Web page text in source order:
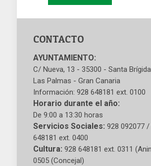
CONTACTO
AYUNTAMIENTO:
C/ Nueva, 13 - 35300 - Santa Brígida
Las Palmas - Gran Canaria
Información: 928 648181 ext. 0100
Horario durante el año:
De 9:00 a 13:30 horas
Servicios Sociales: 928 092077 /
648181 ext. 0400
Cultura: 928 648181 ext. 0311
0505 (Concejal)